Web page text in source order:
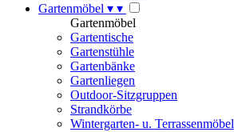
Gartenmöbel ▾ ▾
Gartenmöbel
Gartentische
Gartenstühle
Gartenbänke
Gartenliegen
Outdoor-Sitzgruppen
Strandkörbe
Wintergarten- u. Terrassenmöbel